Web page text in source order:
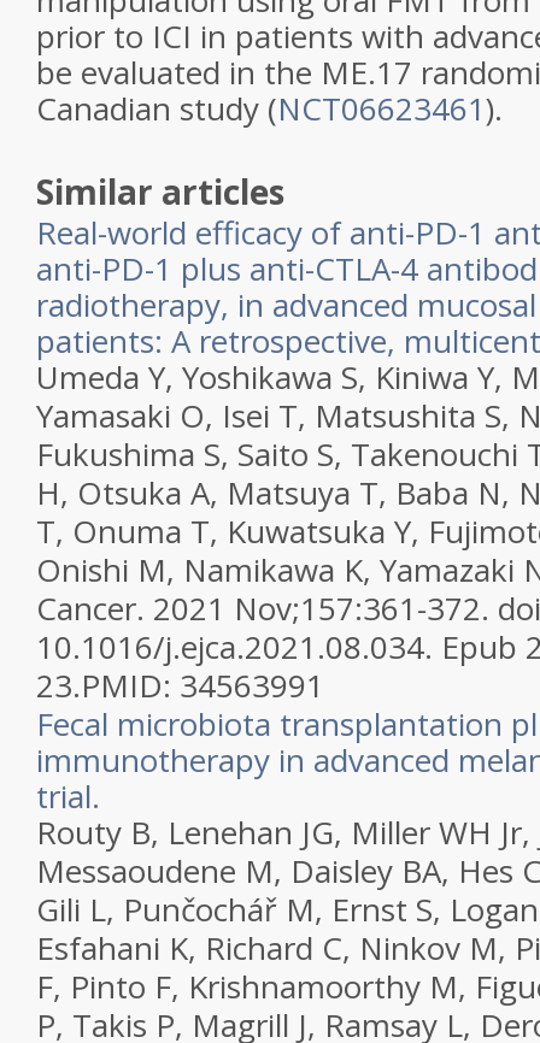
prior to ICI in patients with
be evaluated in the ME.17
Canadian study (NCT06623461).
Similar articles
Real-world efficacy of anti-PD-1
anti-PD-1 plus anti-CTLA-4
radiotherapy, in advanced
patients: A retrospective,
Umeda Y, Yoshikawa S, Kiniwa Y,
Yamasaki O, Isei T, Matsushita S,
Fukushima S, Saito S, Takenouchi
H, Otsuka A, Matsuya T, Baba N,
T, Onuma T, Kuwatsuka Y,
Onishi M, Namikawa K, Yamazaki
Cancer. 2021 Nov;157:361-372.
10.1016/j.ejca.2021.08.034. Epub
23.PMID: 34563991
Fecal microbiota transplantation
immunotherapy in advanced
trial.
Routy B, Lenehan JG, Miller WH Jr,
Messaoudene M, Daisley BA, Hes
Gili L, Punčochář M, Ernst S,
Esfahani K, Richard C, Ninkov M,
F, Pinto F, Krishnamoorthy M,
P, Takis P, Magrill J, Ramsay L,